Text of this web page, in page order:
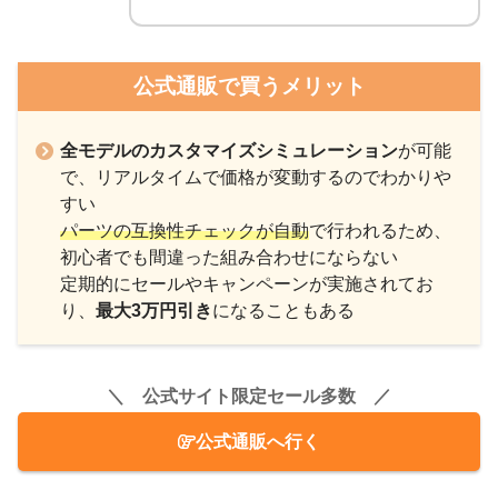
公式通販で買うメリット
全モデルのカスタマイズシミュレーションが可能
で、リアルタイムで価格が変動するのでわかりや
すい
パーツの互換性チェックが自動で行われるため、
初心者でも間違った組み合わせにならない
定期的にセールやキャンペーンが実施されてお
り、最大3万円引きになることもある
＼ 公式サイト限定セール多数 ／
公式通販へ行く